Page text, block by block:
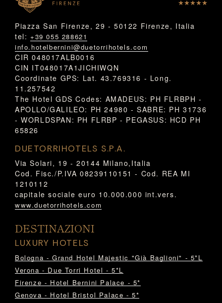
Piazza San Firenze, 29 - 50122 Firenze, Italia
tel: +39 055 288621
info.hotelbernini@duetorrihotels.com
CIR 048017ALB0016
CIN IT048017A1JICHIWQN
Coordinate GPS: Lat. 43.769316 - Long.
11.257542
The Hotel GDS Codes: AMADEUS: PH FLRBPH -
APOLLO/GALILEO: PH 24980 - SABRE: PH 31736
- WORLDSPAN: PH FLRBP - PEGASUS: HCD PH
65826
DUETORRIHOTELS S.P.A.
Via Solari, 19 - 20144 Milano,Italia
Cod. Fisc./P.IVA 08239110151 - Cod. REA MI
1210112
capitale sociale euro 10.000.000 int.vers.
www.duetorrihotels.com
DESTINAZIONI
LUXURY HOTELS
Bologna - Grand Hotel Majestic "Già Baglioni" - 5*L
Verona - Due Torri Hotel - 5*L
Firenze - Hotel Bernini Palace - 5*
Genova - Hotel Bristol Palace - 5*